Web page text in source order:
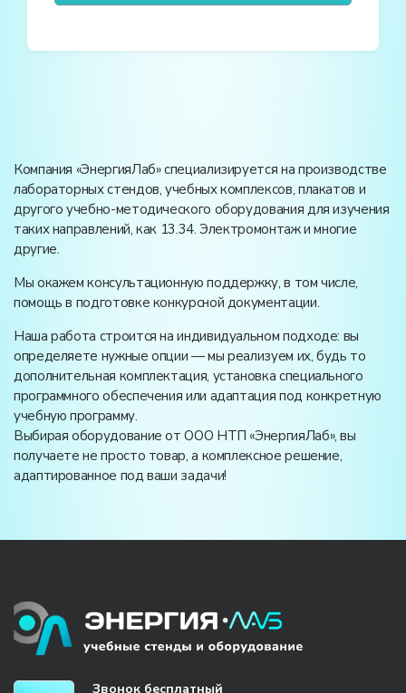
Компания «ЭнергияЛаб» специализируется на производстве
лабораторных стендов, учебных комплексов, плакатов и
другого учебно-методического оборудования для изучения
таких направлений, как 13.34. Электромонтаж и многие
другие.
Мы окажем консультационную поддержку, в том числе,
помощь в подготовке конкурсной документации.
Наша работа строится на индивидуальном подходе: вы
определяете нужные опции — мы реализуем их, будь то
дополнительная комплектация, установка специального
программного обеспечения или адаптация под конкретную
учебную программу.
Выбирая оборудование от ООО НТП «ЭнергияЛаб», вы
получаете не просто товар, а комплексное решение,
адаптированное под ваши задачи!
Звонок бесплатный